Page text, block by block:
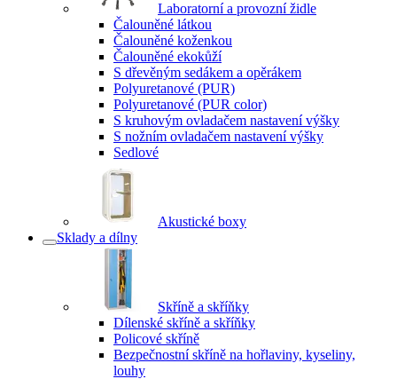
Laboratorní a provozní židle
Čalouněné látkou
Čalouněné koženkou
Čalouněné ekokůží
S dřevěným sedákem a opěrákem
Polyuretanové (PUR)
Polyuretanové (PUR color)
S kruhovým ovladačem nastavení výšky
S nožním ovladačem nastavení výšky
Sedlové
Akustické boxy
Sklady a dílny
Skříně a skříňky
Dílenské skříně a skříňky
Policové skříně
Bezpečnostní skříně na hořlaviny, kyseliny,
louhy